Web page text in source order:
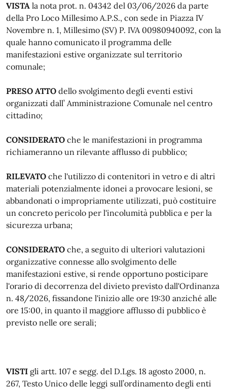
VISTA la nota prot. n. 04342 del 03/06/2026 da parte
della Pro Loco Millesimo A.P.S., con sede in Piazza IV
Novembre n. 1, Millesimo (SV) P. IVA 00980940092, con la
quale hanno comunicato il programma delle
manifestazioni estive organizzate sul territorio
comunale;
PRESO ATTO dello svolgimento degli eventi estivi
organizzati dall’ Amministrazione Comunale nel centro
cittadino;
CONSIDERATO che le manifestazioni in programma
richiameranno un rilevante afflusso di pubblico;
RILEVATO che l'utilizzo di contenitori in vetro e di altri
materiali potenzialmente idonei a provocare lesioni, se
abbandonati o impropriamente utilizzati, può costituire
un concreto pericolo per l'incolumità pubblica e per la
sicurezza urbana;
CONSIDERATO che, a seguito di ulteriori valutazioni
organizzative connesse allo svolgimento delle
manifestazioni estive, si rende opportuno posticipare
l'orario di decorrenza del divieto previsto dall'Ordinanza
n. 48/2026, fissandone l'inizio alle ore 19:30 anziché alle
ore 15:00, in quanto il maggiore afflusso di pubblico è
previsto nelle ore serali;
VISTI gli artt. 107 e segg. del D.Lgs. 18 agosto 2000, n.
267, Testo Unico delle leggi sull’ordinamento degli enti